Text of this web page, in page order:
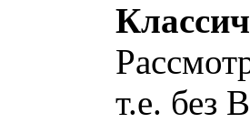
т.е. без